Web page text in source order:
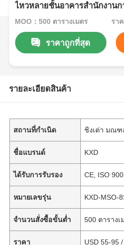
ไหวหลายชั้นอาคารสำนักงานก
โรงเรียนโรงแรม
MOQ：500 ตารางเมตร
ราคาถูกที่สุด
รายละเอียดสินค้า
สถานที่กำเนิด ชิงเต่า มณ
ชื่อแบรนด์ KXD
ได้รับการรับรอง CE, ISO
หมายเลขรุ่น KXD-MSO-
จำนวนสั่งซื้อขั้นต่ำ 500 ตารางเ
ราคา USD 55-95